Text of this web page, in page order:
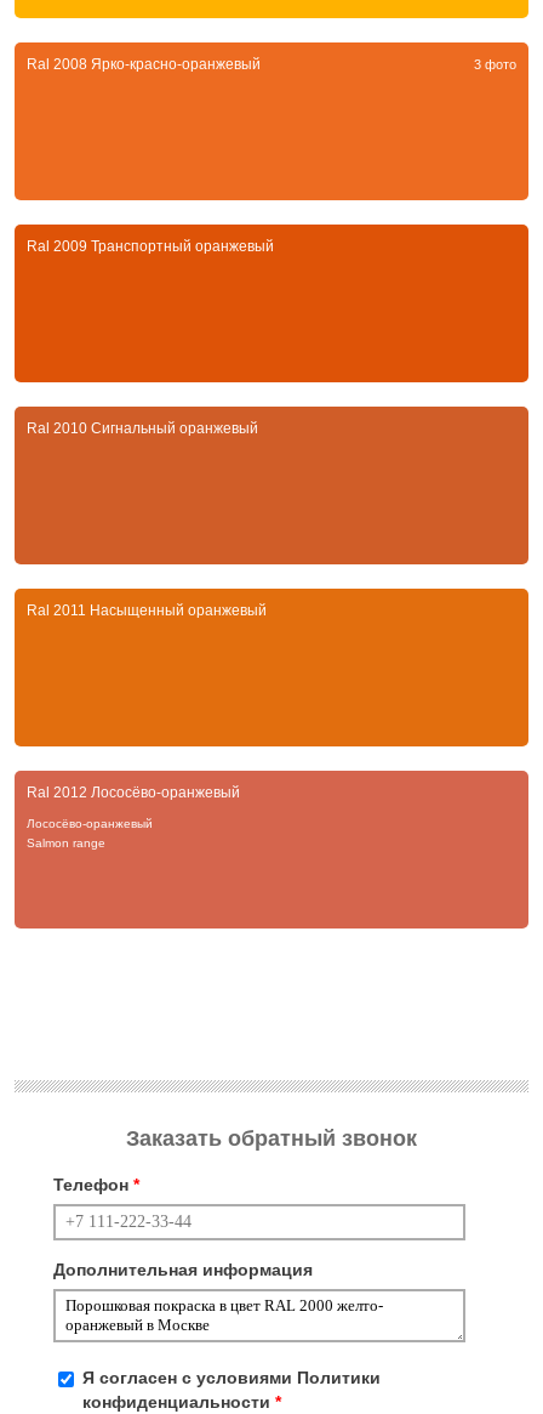
Ral 2008 Ярко-красно-оранжевый 3 фото
Ral 2009 Транспортный оранжевый
Ral 2010 Сигнальный оранжевый
Ral 2011 Насыщенный оранжевый
Ral 2012 Лососёво-оранжевый
Лососёво-оранжевый
Salmon range
Заказать обратный звонок
Телефон *
Дополнительная информация
Я согласен с условиями Политики
конфиденциальности *